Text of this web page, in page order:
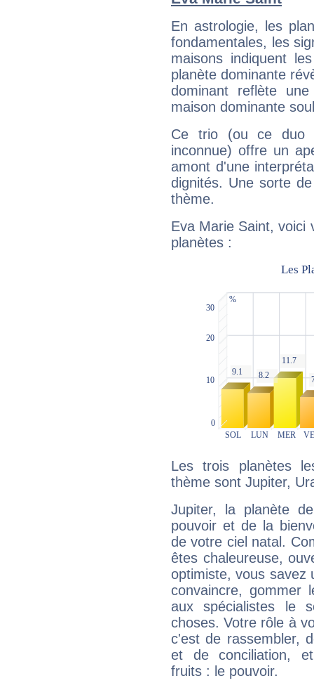
En astrologie, les
fondamentales, les
maisons indiquent
planète dominante
dominant reflète
maison dominante
Ce trio (ou ce duo
inconnue) offre un
amont d'une
dignités. Une sorte
thème.
Eva Marie Saint, voici
planètes :
Les trois planètes
thème sont Jupiter,
Jupiter, la planète
pouvoir et de la
de votre ciel natal.
êtes chaleureuse,
optimiste, vous savez
convaincre, gommer
aux spécialistes le
choses. Votre rôle à
c'est de rassembler,
et de conciliation,
fruits : le pouvoir.